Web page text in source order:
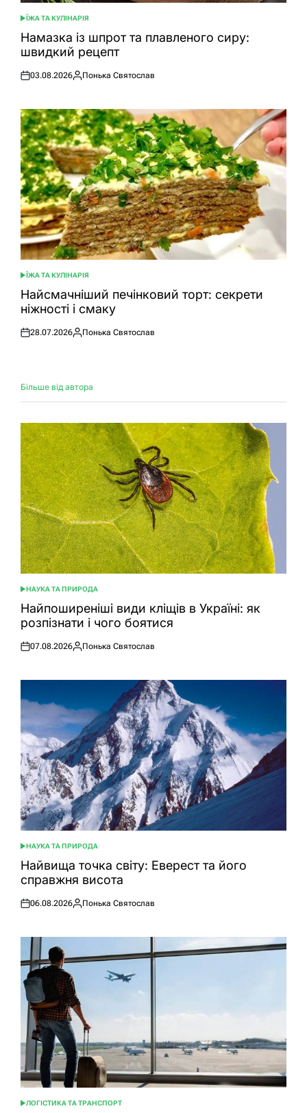
ОПУБЛІКУВАТИ
У
ЇЖА ТА КУЛІНАРІЯ
Намазка із шпрот та плавленого сиру:
швидкий рецепт
Оприлюднено
03.08.2026
Опубліковано
Понька Святослав
ОПУБЛІКУВАТИ
У
ЇЖА ТА КУЛІНАРІЯ
Найсмачніший печінковий торт: секрети
ніжності і смаку
Оприлюднено
28.07.2026
Опубліковано
Понька Святослав
Більше від автора
ОПУБЛІКУВАТИ
У
НАУКА ТА ПРИРОДА
Найпоширеніші види кліщів в Україні: як
розпізнати і чого боятися
Оприлюднено
07.08.2026
Опубліковано
Понька Святослав
ОПУБЛІКУВАТИ
У
НАУКА ТА ПРИРОДА
Найвища точка світу: Еверест та його
справжня висота
Оприлюднено
06.08.2026
Опубліковано
Понька Святослав
ОПУБЛІКУВАТИ
ЛОГІСТИКА ТА ТРАНСПОРТ